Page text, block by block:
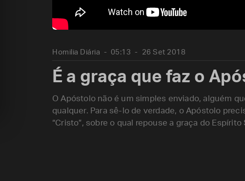
Homilia Diária 05:13 26 Set 2018
É a graça que faz o
O Apóstolo não é um simples enviado, alguém
qualquer. Para sê-lo de verdade, o Apóstolo
“Cristo”, sobre o qual repouse a graça do Espírito